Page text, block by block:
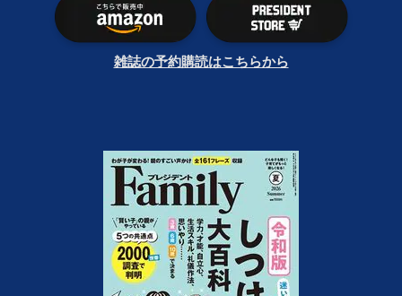
雑誌の予約購読はこちらから